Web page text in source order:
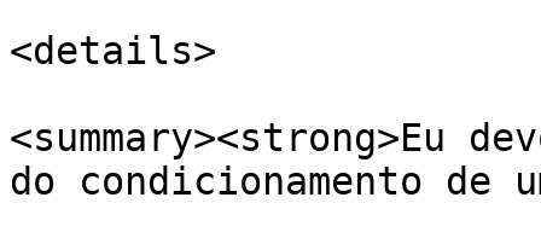
<details>
<summary><strong>Eu
do condicionamento de